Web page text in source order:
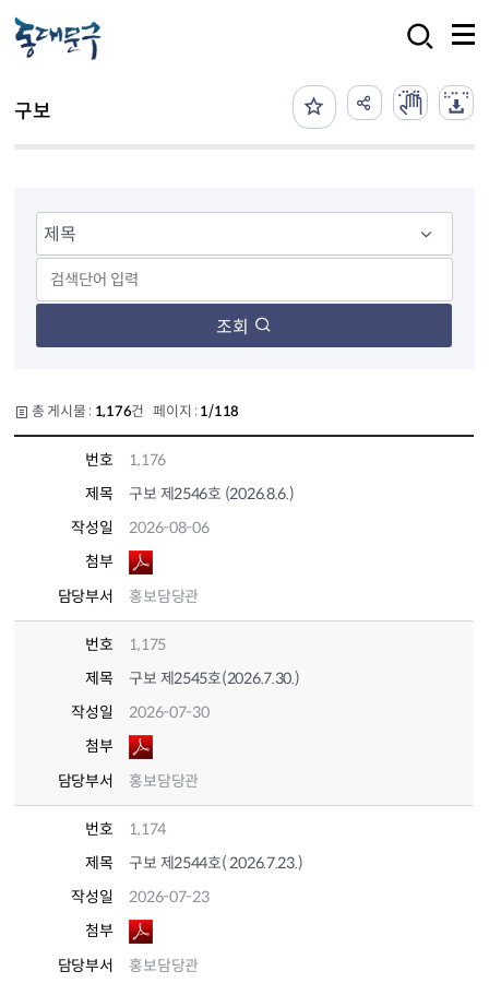
구보
조회
총 게시물 : 1,176건 페이지 : 1/118
번호
1,176
제목
구보 제2546호 (2026.8.6.)
작성일
2026-08-06
첨부
담당부서
홍보담당관
번호
1,175
제목
구보 제2545호(2026.7.30.)
작성일
2026-07-30
첨부
담당부서
홍보담당관
번호
1,174
제목
구보 제2544호( 2026.7.23.)
작성일
2026-07-23
첨부
담당부서
홍보담당관